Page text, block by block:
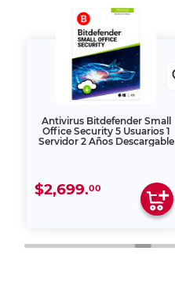
Antivirus Bitdefender Small
Office Security 5 Usuarios 1
Servidor 2 Años Descargable
$2,699.00